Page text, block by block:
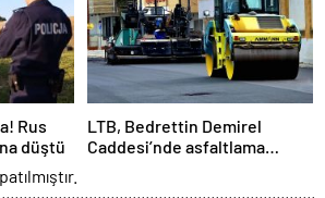
Rus
düştü
LTB, Bedrettin Demirel
Caddesi’nde asfaltlama